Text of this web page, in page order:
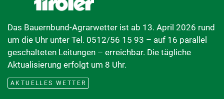
Das Bauernbund-Agrarwetter ist ab 13. April 2026 rund
um die Uhr unter Tel. 0512/56 15 93 – auf 16 parallel
geschalteten Leitungen – erreichbar. Die tägliche
Aktualisierung erfolgt um 8 Uhr.
AKTUELLES WETTER